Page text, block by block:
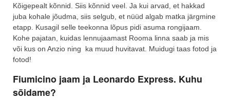
Kõigepealt kõnnid. Siis kõnnid veel. Ja kui arvad, et hakkad
juba kohale jõudma, siis selgub, et nüüd algab matka järgmine
etapp. Kusagil selle teekonna lõpus pidi asuma rongijaam.
Kohe pajatan, kuidas lennujaamast Rooma linna saab ja mis
või kus on Anzio ning ka muud huvitavat. Muidugi taas fotod ja
fotod!
Fiumicino jaam ja Leonardo Express. Kuhu
sõidame?